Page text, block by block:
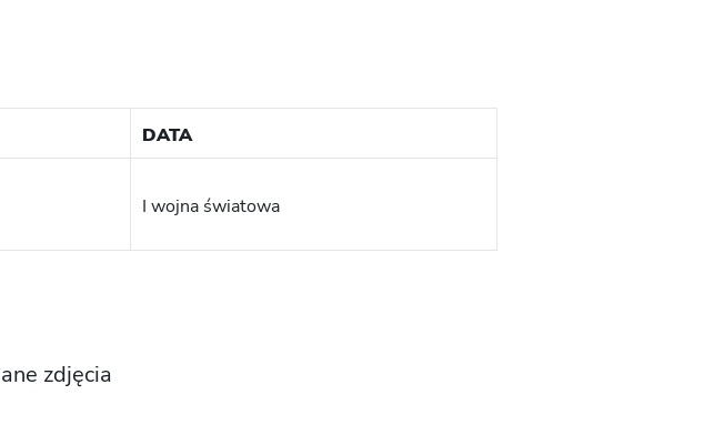
DATA
I wojna światowa
zdjęcia